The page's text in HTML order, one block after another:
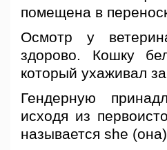
помещена в
Осмотр у
здорово. Кошку
который ухаживал
Гендерную
исходя из
называется she